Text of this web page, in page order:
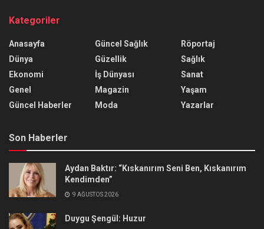
Kategoriler
Anasayfa
Dünya
Ekonomi
Genel
Güncel Haberler
Güncel Sağlık
Güzellik
İş Dünyası
Magazin
Moda
Röportaj
Sağlık
Sanat
Yaşam
Yazarlar
Son Haberler
Aydan Baktır: “Kıskanırım Seni Ben, Kıskanırım
Kendimden”
9 AĞUSTOS 2026
Duygu Şengül: Huzur